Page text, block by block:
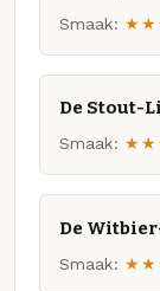
Smaak:
De Stout-
Smaak:
De
Smaak: